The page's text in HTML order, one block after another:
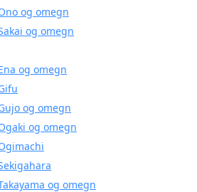
og omegn
og omegn
og omegn
og omegn
og omegn
og omegn